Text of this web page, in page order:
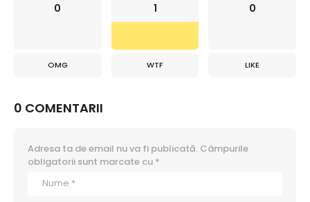
0
OMG
1
WTF
0
LIKE
0 COMENTARII
Adresa ta de email nu va fi publicată. Câmpurile
obligatorii sunt marcate cu *